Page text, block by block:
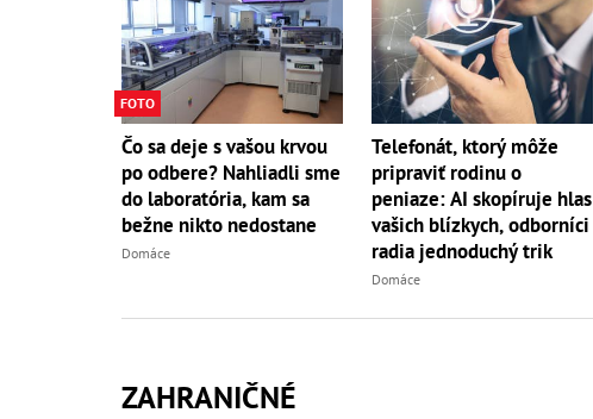
FOTO
Čo sa deje s vašou krvou
po odbere? Nahliadli sme
do laboratória, kam sa
bežne nikto nedostane
Domáce
Telefonát, ktorý môže
pripraviť rodinu o
peniaze: AI skopíruje hlas
vašich blízkych, odborníci
radia jednoduchý trik
Domáce
ZAHRANIČNÉ